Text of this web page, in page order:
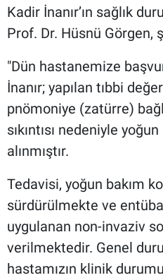
Kadir İnanır’ın sağlık
Prof. Dr. Hüsnü Görgen,
"Dün hastanemize
İnanır; yapılan tıbbi
pnömoniye (zatürre)
sıkıntısı nedeniyle
alınmıştır.
Tedavisi, yoğun bakım
sürdürülmekte ve
uygulanan non-invaziv
verilmektedir. Genel
hastamızın klinik